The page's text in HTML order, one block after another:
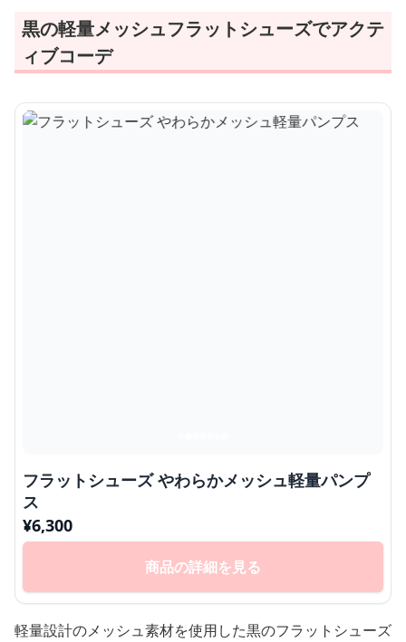
黒の軽量メッシュフラットシューズでアクテ
ィブコーデ
フラットシューズ やわらかメッシュ軽量パンプ
ス
¥6,300
商品の詳細を見る
軽量設計のメッシュ素材を使用した黒のフラットシューズ